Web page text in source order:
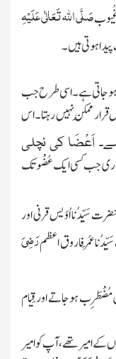
صَلَّیاللہتَعَالٰی عَلَیْہِ
ہوتی ہیں۔
ہو جاتی ہے۔ اسی طرح جب
مُمکِن نہیں رہتا۔ اس
اَعْضَا کی نچلی
بیماری جب کسی ایک عُضْو تک
سَیِّدُنا اُوَیس قرنی اور
عُمَر فاروق اعظمرَضِیَ
ہو جاتے اور قِیام
کے امیر تھے، آپ کو امیر